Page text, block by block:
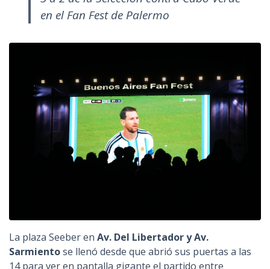
en el Fan Fest de Palermo
La plaza Seeber en Av. Del Libertador y Av.
Sarmientose llenó desde que abrió sus puertas a las
14 para ver en pantalla gigante el partido entre